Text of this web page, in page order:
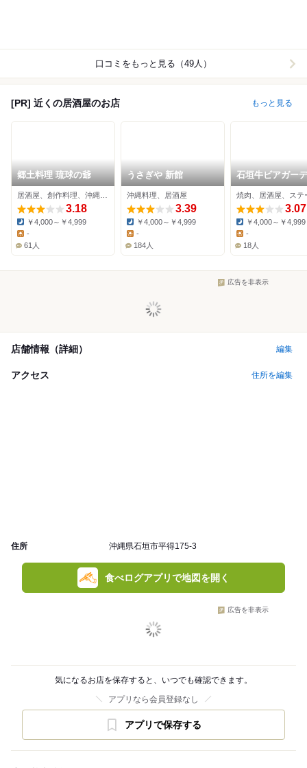
口コミをもっと見る（49人）
[PR] 近くの居酒屋のお店 もっと見る
郷土料理 琉球の爺
3.18
Dinner:
￥4,000～￥4,999
Lunch:
-
61人
うさぎや 新館
沖縄料理、居酒屋
3.39
Dinner:
￥4,000～￥4,999
-
184人
石垣牛ビアガー
スカイ
焼肉、居酒屋、ステ
3.07
Dinner:
￥4,000～￥4,999
Lunch:
-
18人
広告を非表示
店舗情報（詳細） 編集
アクセス 住所を編集
住所 沖縄県石垣市平得175-3
食べログアプリで地図を開く
広告を非表示
気になるお店を保存すると、いつでも確認できます。
アプリなら会員登録なし
アプリで保存する